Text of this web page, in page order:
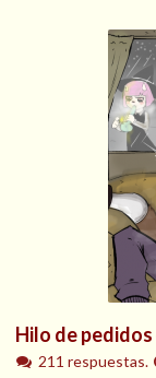
Hilo de pedidos
211 respuestas.